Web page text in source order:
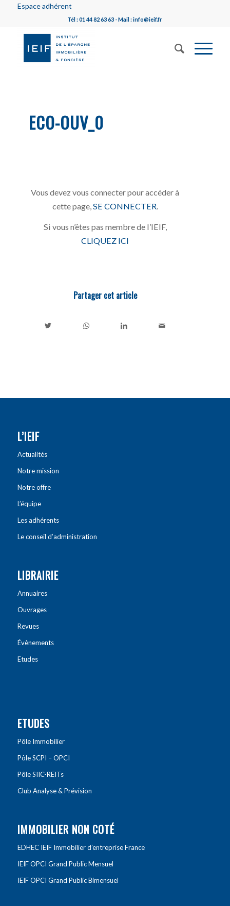
Espace adhérent
Tél : 01 44 82 63 63 - Mail : info@ieif.fr
ECO-OUV_0
Vous devez vous connecter pour accéder à
cette page, SE CONNECTER
Si vous n’êtes pas membre de l’IEIF,
CLIQUEZ ICI
Partager cet article
L’IEIF
Actualités
Notre mission
Notre offre
L’équipe
Les adhérents
Le conseil d’administration
LIBRAIRIE
Annuaires
Ouvrages
Revues
Évènements
Etudes
ETUDES
Pôle Immobilier
Pôle SCPI – OPCI
Pôle SIIC-REITs
Club Analyse & Prévision
IMMOBILIER NON COTÉ
EDHEC IEIF Immobilier d’entreprise France
IEIF OPCI Grand Public Mensuel
IEIF OPCI Grand Public Bimensuel